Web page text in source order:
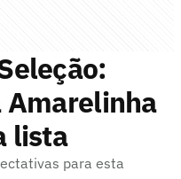
Amarelinha
lista
para esta